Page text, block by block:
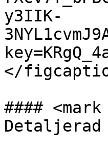
y3IIK-
</
####
Detaljerad